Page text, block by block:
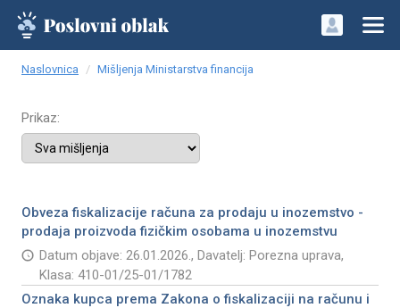
Naslovnica Mišljenja Ministarstva financija
Prikaz:
Obveza fiskalizacije računa za prodaju u inozemstvo -
prodaja proizvoda fizičkim osobama u inozemstvu
Datum objave: 26.01.2026., Davatelj: Porezna uprava,
Klasa: 410-01/25-01/1782
Oznaka kupca prema Zakona o fiskalizaciji na računu i